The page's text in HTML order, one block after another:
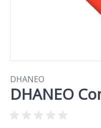
DHANEO
DHANEO